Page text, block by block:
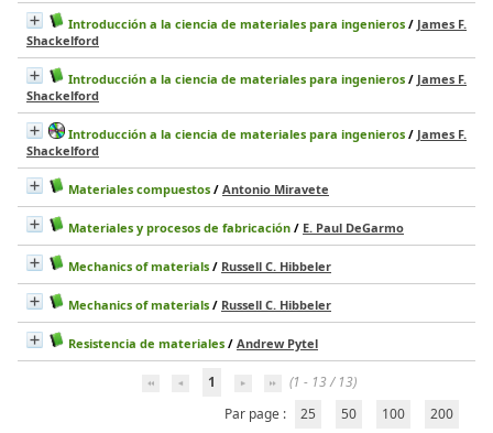
Introducción a la ciencia de materiales para ingenieros / James F.
Shackelford
Introducción a la ciencia de materiales para ingenieros / James F.
Shackelford
Introducción a la ciencia de materiales para ingenieros / James F.
Shackelford
Materiales compuestos / Antonio Miravete
Materiales y procesos de fabricación / E. Paul DeGarmo
Mechanics of materials / Russell C. Hibbeler
Mechanics of materials / Russell C. Hibbeler
Resistencia de materiales / Andrew Pytel
1
(1 - 13 / 13)
Par page :
25 50 100 200